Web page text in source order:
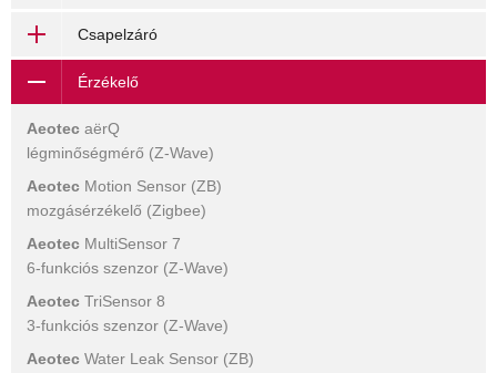
Csapelzáró
Érzékelő
Aeotec aërQ
légminőségmérő (Z-Wave)
Aeotec Motion Sensor (ZB)
mozgásérzékelő (Zigbee)
Aeotec MultiSensor 7
6-funkciós szenzor (Z-Wave)
Aeotec TriSensor 8
3-funkciós szenzor (Z-Wave)
Aeotec Water Leak Sensor (ZB)